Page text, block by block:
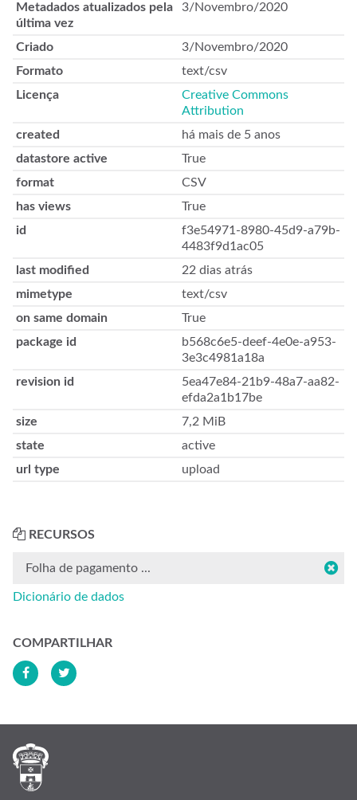
Metadados atualizados pela
última vez
3/Novembro/2020
Criado
3/Novembro/2020
Formato
text/csv
Licença
Creative Commons
Attribution
created
há mais de 5 anos
datastore active
True
format
CSV
has views
True
id
f3e54971-8980-45d9-a79b-
4483f9d1ac05
last modified
22 dias atrás
mimetype
text/csv
on same domain
True
package id
b568c6e5-deef-4e0e-a953-
3e3c4981a18a
revision id
5ea47e84-21b9-48a7-aa82-
efda2a1b17be
size
7,2 MiB
state
active
url type
upload
RECURSOS
Folha de pagamento ...
Dicionário de dados
COMPARTILHAR